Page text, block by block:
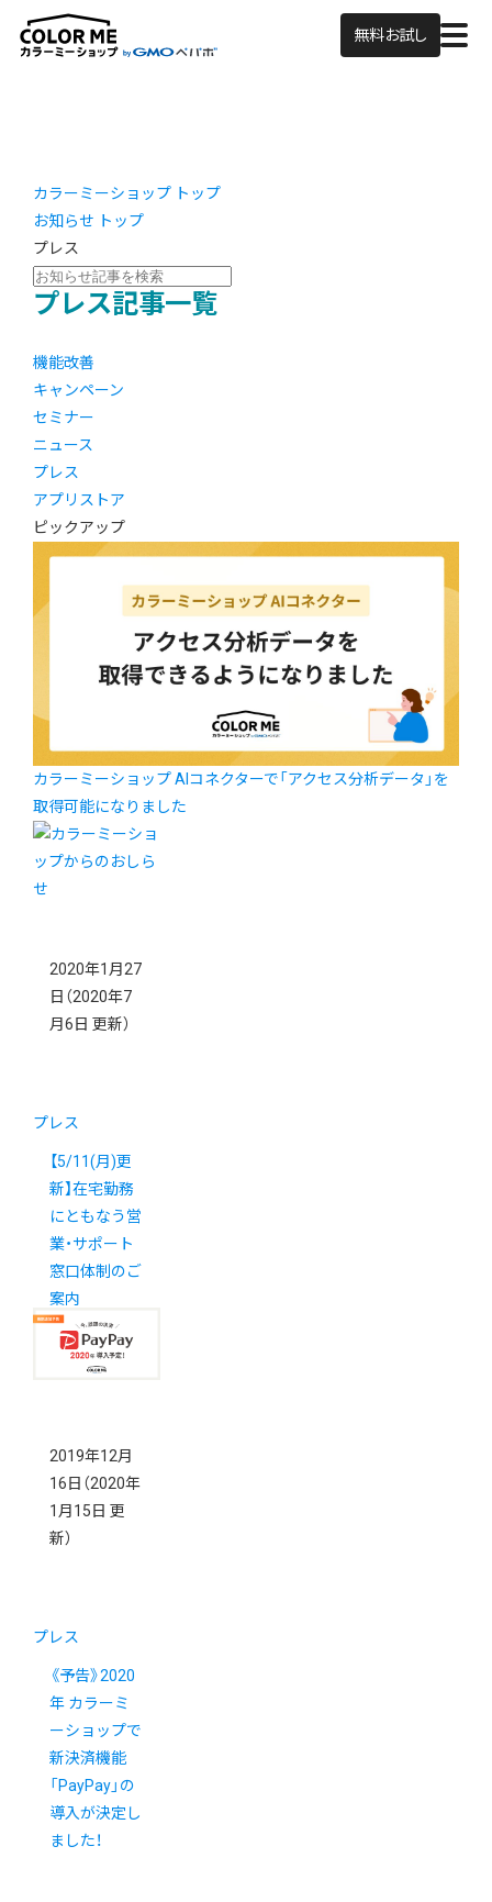
無料お試し
カラーミーショップ トップ
お知らせ トップ
プレス
プレス記事一覧
機能改善
キャンペーン
セミナー
ニュース
プレス
アプリストア
ピックアップ
カラーミーショップ AIコネクターで「アクセス分析データ」を
取得可能になりました
2020年1月27
日 （2020年7
月6日 更新）
プレス
【5/11(月)更
新】在宅勤務
にともなう営
業・サポート
窓口体制のご
案内
2019年12月
16日 （2020年
1月15日 更
新）
プレス
《予告》2020
年 カラーミ
ーショップで
新決済機能
「PayPay」の
導入が決定し
ました！